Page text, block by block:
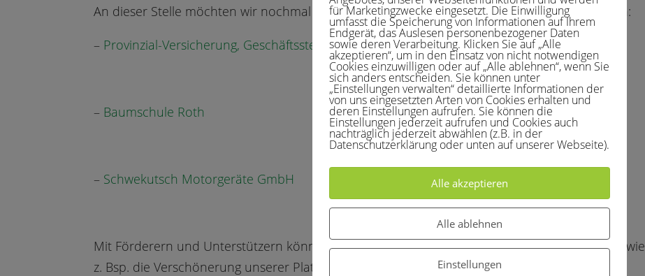
An dieser Stelle möchten wir nochmal unsere neuen Sponsoren Herzlich Willkommen heißen:
– Provinzial-Versicherung, Geschäftsstelle Jan Kirchartz
– Baumschule Roth
– Schwekutsch Motorgeräte GmbH
Mit Förderern und Unterstützern können wir im Verein viele großartige Aktionen umsetzen – wie
z. Bsp. die Verschönerung unserer Platzanlage.
für Marketingzwecke eingesetzt. Die Einwilligung
umfasst die Speicherung von Informationen auf Ihrem
Endgerät, das Auslesen personenbezogener Daten
sowie deren Verarbeitung. Klicken Sie auf „Alle
akzeptieren“, um in den Einsatz von nicht notwendigen
Cookies einzuwilligen oder auf „Alle ablehnen“, wenn Sie
sich anders entscheiden. Sie können unter
„Einstellungen verwalten“ detaillierte Informationen der
von uns eingesetzten Arten von Cookies erhalten und
deren Einstellungen aufrufen. Sie können die
Einstellungen jederzeit aufrufen und Cookies auch
nachträglich jederzeit abwählen (z.B. in der
Datenschutzerklärung oder unten auf unserer Webseite).
Alle akzeptieren
Alle ablehnen
Einstellungen